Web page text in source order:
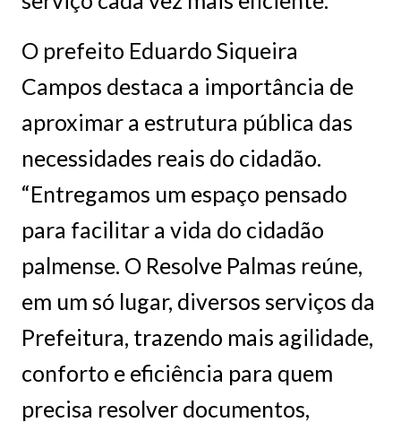
O prefeito Eduardo Siqueira
Campos destaca a importância de
aproximar a estrutura pública das
necessidades reais do cidadão.
“Entregamos um espaço pensado
para facilitar a vida do cidadão
palmense. O Resolve Palmas reúne,
em um só lugar, diversos serviços da
Prefeitura, trazendo mais agilidade,
conforto e eficiência para quem
precisa resolver documentos,